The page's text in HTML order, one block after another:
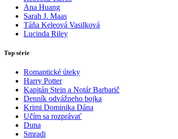
Ana Huang
Sarah J. Maas
Táňa Keleová Vasilková
Lucinda Riley
Top série
Romantické úteky
Harry Potter
Kapitán Stein a Notár Barbarič
Denník odvážneho bojka
Krimi Dominika Dána
Učím sa rozprávať
Duna
Smradi